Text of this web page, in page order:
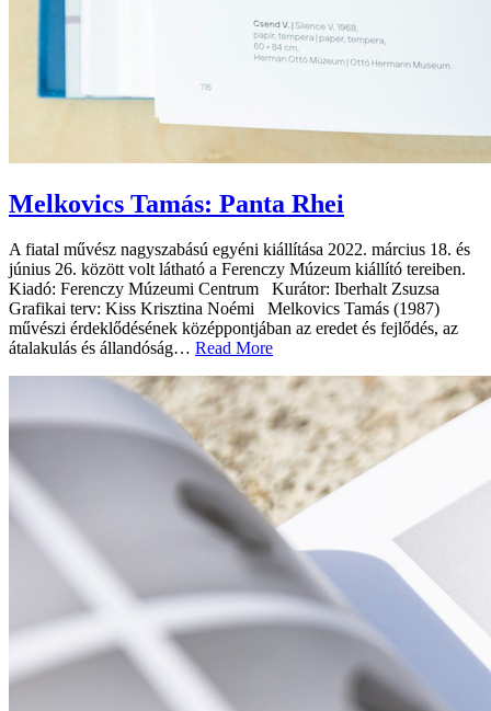
Melkovics Tamás: Panta Rhei
A fiatal művész nagyszabású egyéni kiállítása 2022. március 18. és
június 26. között volt látható a Ferenczy Múzeum kiállító tereiben.
Kiadó: Ferenczy Múzeumi Centrum Kurátor: Iberhalt Zsuzsa
Grafikai terv: Kiss Krisztina Noémi Melkovics Tamás (1987)
művészi érdeklődésének középpontjában az eredet és fejlődés, az
átalakulás és állandóság… Read More